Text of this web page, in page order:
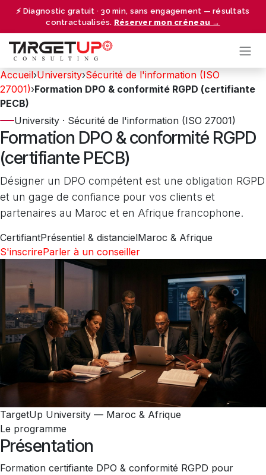
⚡ Diagnostic gratuit · 30 min, sans engagement — résultats
contractualisés. Réserver mon créneau →
Se rendre au contenu
Accueil›University›Sécurité de l'information (ISO
27001)›Formation DPO & conformité RGPD (certifiante
PECB)
University · Sécurité de l'information (ISO 27001)
Formation DPO & conformité RGPD
(certifiante PECB)
Désigner un DPO compétent est une obligation RGPD
et un gage de confiance pour vos clients et
partenaires au Maroc et en Afrique francophone.
CertifiantPrésentiel & distancielMaroc & Afrique
S'inscrireParler à un conseiller
TargetUp University — Maroc & Afrique
Le programme
Présentation
Formation certifiante DPO & conformité RGPD pour